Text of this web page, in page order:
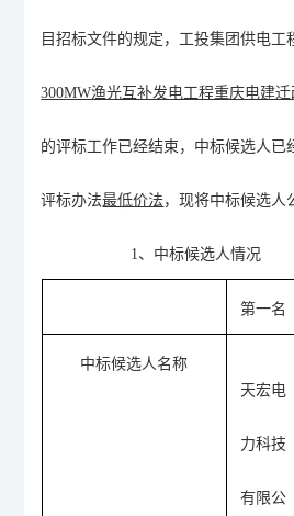
目招标文件的规定，工投集团供电工
300MW渔光互补发电工程重庆电建
的评标工作已经结束，中标候选人已
评标办法最低价法，现将中标候选人
1、 中标候选人情况
第一名
中标候选人名称
天宏电
力科技
有限公